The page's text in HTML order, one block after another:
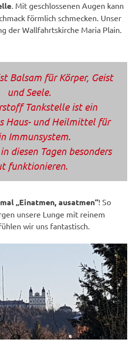
. Mit geschlossenen Augen kann
förmlich schmecken. Unser
der Wallfahrtskirche Maria Plain.
Balsam für Körper, Geist
und Seele.
Tankstelle ist ein
Haus- und Heilmittel für
Immunsystem.
diesen Tagen besonders
funktionieren.
„Einatmen, ausatmen“! So
unsere Lunge mit reinem
wir uns fantastisch.